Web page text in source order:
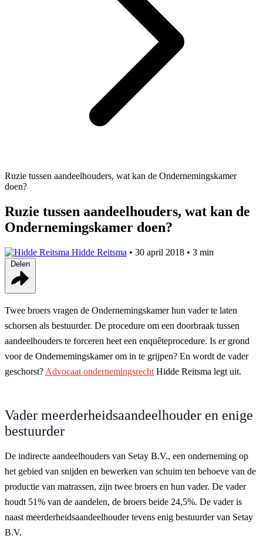
Ruzie tussen aandeelhouders, wat kan de Ondernemingskamer
doen?
Ruzie tussen aandeelhouders, wat kan de
Ondernemingskamer doen?
Hidde Reitsma • 30 april 2018 • 3 min
Twee broers vragen de Ondernemingskamer hun vader te laten
schorsen als bestuurder. De procedure om een doorbraak tussen
aandeelhouders te forceren heet een enquêteprocedure. Is er grond
voor de Ondernemingskamer om in te grijpen? En wordt de vader
geschorst? Advocaat ondernemingsrecht Hidde Reitsma legt uit.
Vader meerderheidsaandeelhouder en enige
bestuurder
De indirecte aandeelhouders van Setay B.V., een onderneming op
het gebied van snijden en bewerken van schuim ten behoeve van de
productie van matrassen, zijn twee broers en hun vader. De vader
houdt 51% van de aandelen, de broers beide 24,5%. De vader is
naast meerderheidsaandeelhouder tevens enig bestuurder van Setay
B.V.